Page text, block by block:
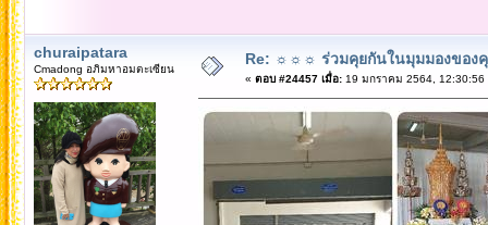
churaipatara
Cmadong อภิมหาอมตะเซียน
Re: ☼☼☼ ร่วมคุยกันในมุมมองของ
« ตอบ #24457 เมื่อ:19 มกราคม 2564, 12:30:56